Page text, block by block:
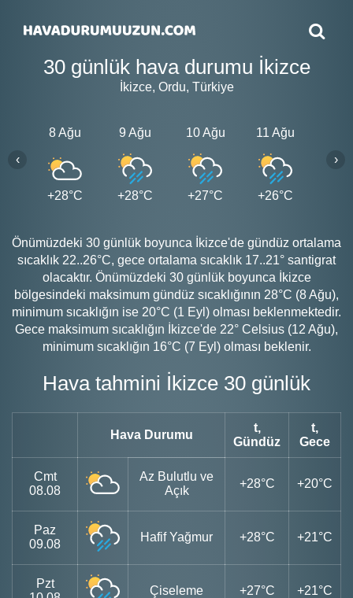
30 günlük hava durumu İkizce
İkizce, Ordu, Türkiye
8 Ağu
+28°C
9 Ağu
+28°C
10 Ağu
+27°C
11 Ağu
+26°C
‹ ›
Önümüzdeki 30 günlük boyunca İkizce'de gündüz ortalama
sıcaklık 22..26°C, gece ortalama sıcaklık 17..21° santigrat
olacaktır. Önümüzdeki 30 günlük boyunca İkizce
bölgesindeki maksimum gündüz sıcaklığının 28°C (8 Ağu),
minimum sıcaklığın ise 20°C (1 Eyl) olması beklenmektedir.
Gece maksimum sıcaklığın İkizce'de 22° Celsius (12 Ağu),
minimum sıcaklığın 16°C (7 Eyl) olması beklenir.
Hava tahmini İkizce 30 günlük
Hava Durumu
t,
Gündüz
t,
Gece
Cmt
08.08
Az Bulutlu ve
Açık
+28°C +20°C
Paz
09.08
Hafif Yağmur +28°C +21°C
Pzt
Çiseleme +27°C +21°C